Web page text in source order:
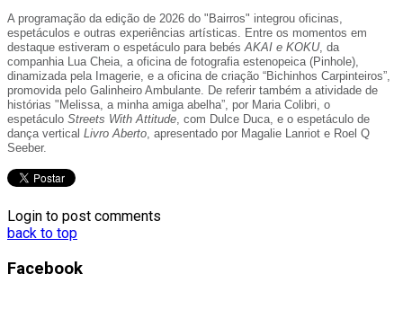
A programação da edição de 2026 do "Bairros" integrou oficinas,
espetáculos e outras experiências artísticas. Entre os momentos em
destaque estiveram o espetáculo para bebés AKAI e KOKU, da
companhia Lua Cheia, a oficina de fotografia estenopeica (Pinhole),
dinamizada pela Imagerie, e a oficina de criação “Bichinhos Carpinteiros”,
promovida pelo Galinheiro Ambulante. De referir também a atividade de
histórias "Melissa, a minha amiga abelha”, por Maria Colibri, o
espetáculo Streets With Attitude , com Dulce Duca, e o espetáculo de
dança vertical Livro Aberto , apresentado por Magalie Lanriot e Roel Q
Seeber.
Login to post comments
back to top
Facebook